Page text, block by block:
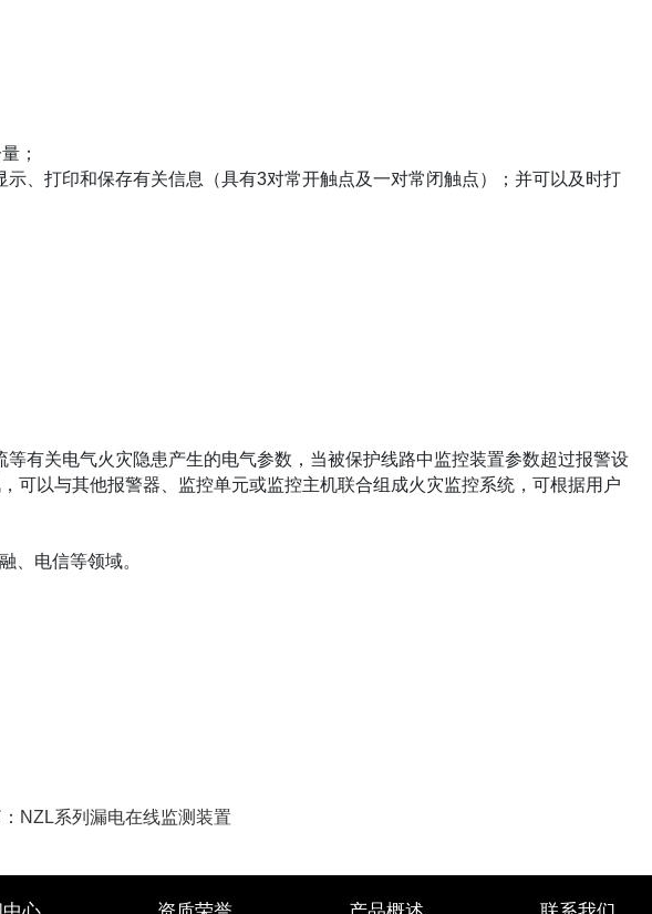
；
、打印和保存有关信息（具有3对常开触点及一对常闭触点）；并可以及时打
有关电气火灾隐患产生的电气参数，当被保护线路中监控装置参数超过报警设
可以与其他报警器、监控单元或监控主机联合组成火灾监控系统，可根据用户
、电信等领域。
NZL系列漏电在线监测装置